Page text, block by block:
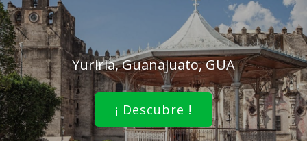
Yuriria, Guanajuato, GUA
¡ Descubre !